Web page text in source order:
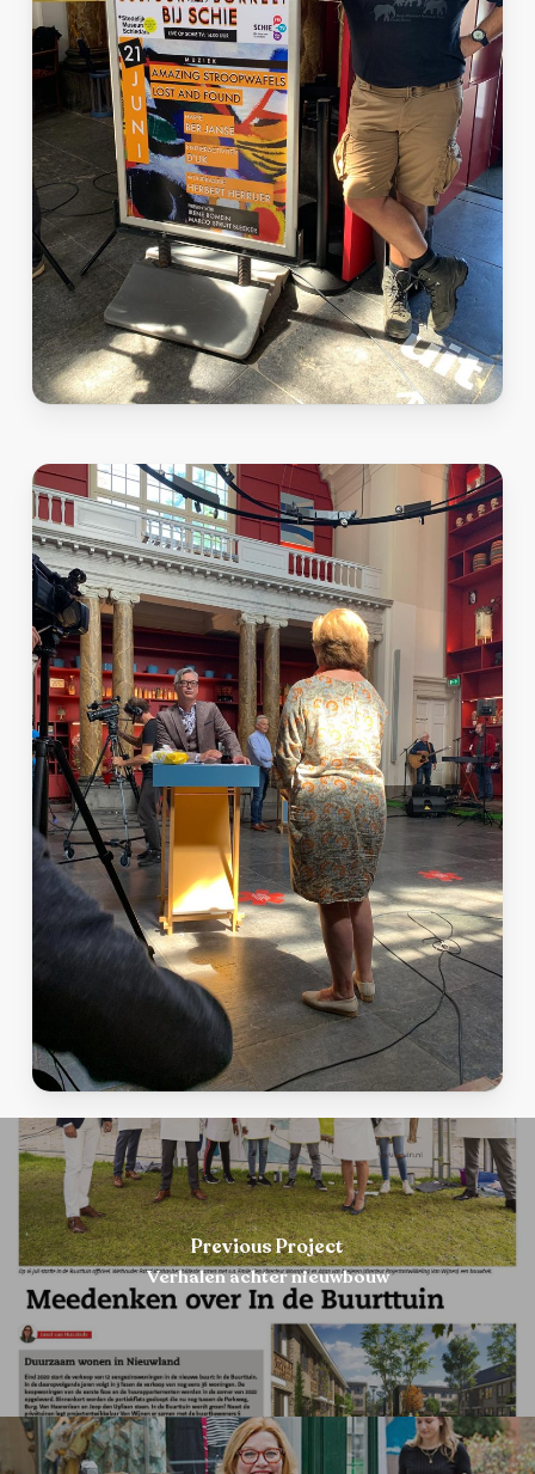
Previous Project
Verhalen achter nieuwbouw